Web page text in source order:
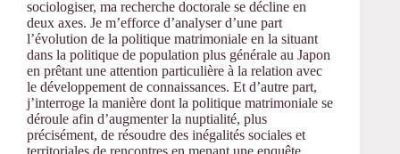
sociologiser, ma recherche doctorale se décline en
deux axes. Je m’efforce d’analyser d’une part
l’évolution de la politique matrimoniale en la situant
dans la politique de population plus générale au Japon
en prêtant une attention particulière à la relation avec
le développement de connaissances. Et d’autre part,
j’interroge la manière dont la politique matrimoniale se
déroule afin d’augmenter la nuptialité, plus
précisément, de résoudre des inégalités sociales et
territoriales de rencontres en menant une enquête